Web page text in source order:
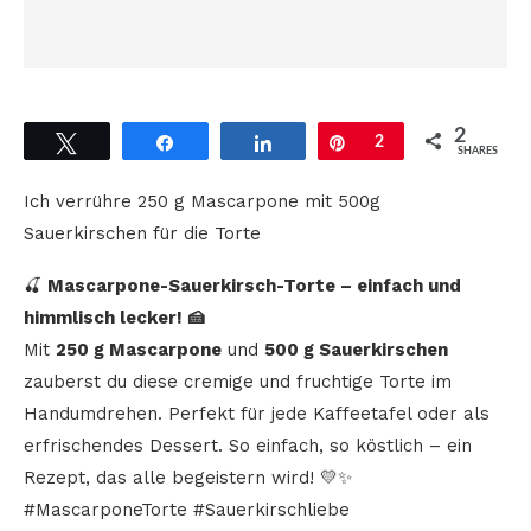
Pin
2 2
SHARES
Ich verrühre 250 g Mascarpone mit 500g
Sauerkirschen für die Torte
🍒 Mascarpone-Sauerkirsch-Torte – einfach und
himmlisch lecker! 🍰
Mit 250 g Mascarpone und 500 g Sauerkirschen
zauberst du diese cremige und fruchtige Torte im
Handumdrehen. Perfekt für jede Kaffeetafel oder als
erfrischendes Dessert. So einfach, so köstlich – ein
Rezept, das alle begeistern wird! 💛✨
#MascarponeTorte #Sauerkirschliebe